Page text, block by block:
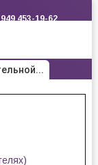
453-19-62